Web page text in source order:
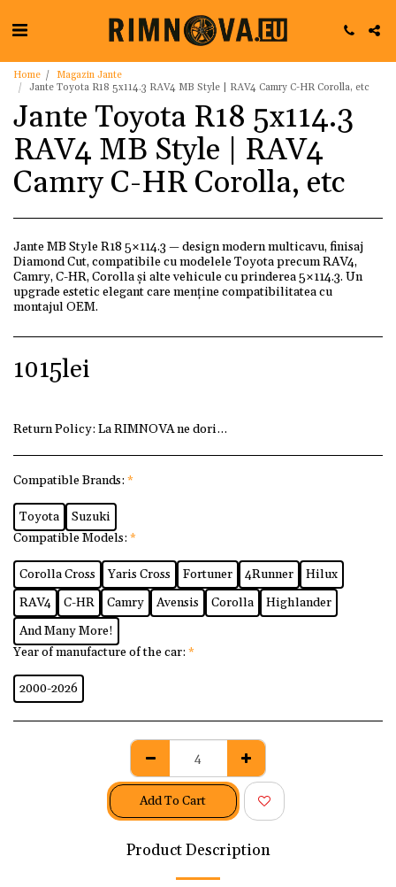
Home
Magazin Jante
Jante Toyota R18 5x114.3 RAV4 MB Style | RAV4 Camry C-HR Corolla, etc
Jante Toyota R18 5x114.3
RAV4 MB Style | RAV4
Camry C-HR Corolla, etc
Jante MB Style R18 5×114.3 — design modern multicavu, finisaj
Diamond Cut, compatibile cu modelele Toyota precum RAV4,
Camry, C-HR, Corolla și alte vehicule cu prinderea 5×114.3. Un
upgrade estetic elegant care menține compatibilitatea cu
montajul OEM.
1015lei
Return Policy: La RIMNOVA ne dorim ca fiecare client
Compatible Brands: *
Toyota
Suzuki
Compatible Models: *
Corolla Cross Yaris Cross Fortuner 4Runner
Hilux
RAV4
C-HR Camry Avensis Corolla
Highlander
And Many More!
Year of manufacture of the car: *
2000-2026
Add To Cart
Product Description